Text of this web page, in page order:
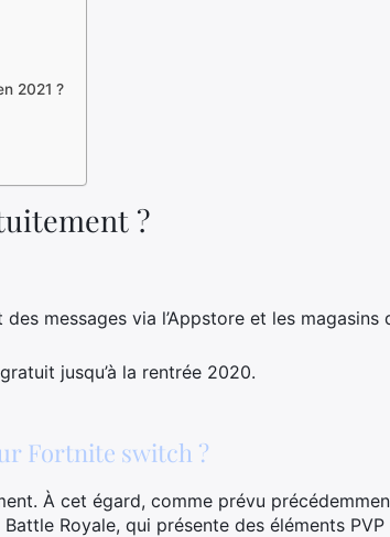
2021 ?
?
messages via l’Appstore et les magasins
jusqu’à la rentrée 2020.
Fortnite switch ?
À cet égard, comme prévu
Royale, qui présente des éléments PVP